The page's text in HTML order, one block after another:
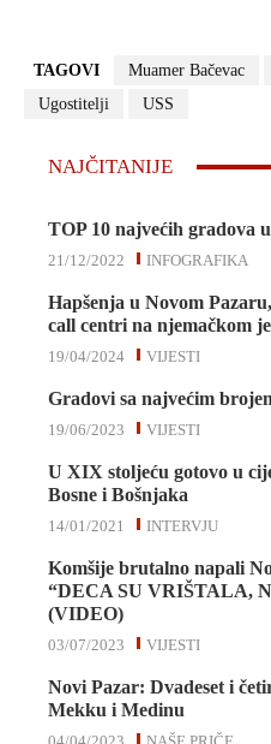
TAGOVI Muamer Bačevac
Ugostitelji
USS
NAJČITANIJE
TOP 10 najvećih gradova
INFOGRAFIKA
21/12/2022
Hapšenja u Novom
call centri na njemačkom
VIJESTI
19/04/2024
Gradovi sa najvećim
VIJESTI
19/06/2023
U XIX stoljeću gotovo u
Bosne i Bošnjaka
INTERVJU
14/01/2021
Komšije brutalno napali
“DECA SU VRIŠTALA,
(VIDEO)
VIJESTI
03/07/2023
Novi Pazar: Dvadeset i
Mekku i Medinu